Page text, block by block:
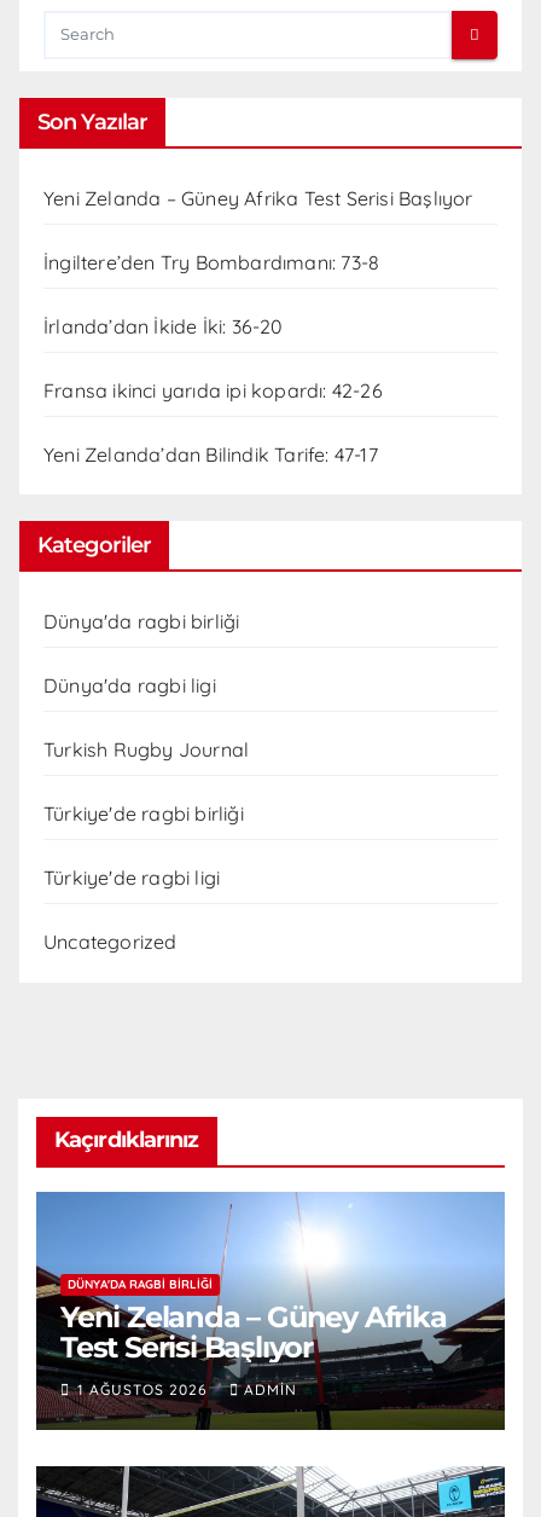
Son Yazılar
Yeni Zelanda – Güney Afrika Test Serisi Başlıyor
İngiltere’den Try Bombardımanı: 73-8
İrlanda’dan İkide İki: 36-20
Fransa ikinci yarıda ipi kopardı: 42-26
Yeni Zelanda’dan Bilindik Tarife: 47-17
Kategoriler
Dünya'da ragbi birliği
Dünya'da ragbi ligi
Turkish Rugby Journal
Türkiye'de ragbi birliği
Türkiye'de ragbi ligi
Uncategorized
Kaçırdıklarınız
DÜNYA'DA RAGBI BIRLIĞI
Yeni Zelanda – Güney Afrika
Test Serisi Başlıyor
1 AĞUSTOS 2026 ADMIN